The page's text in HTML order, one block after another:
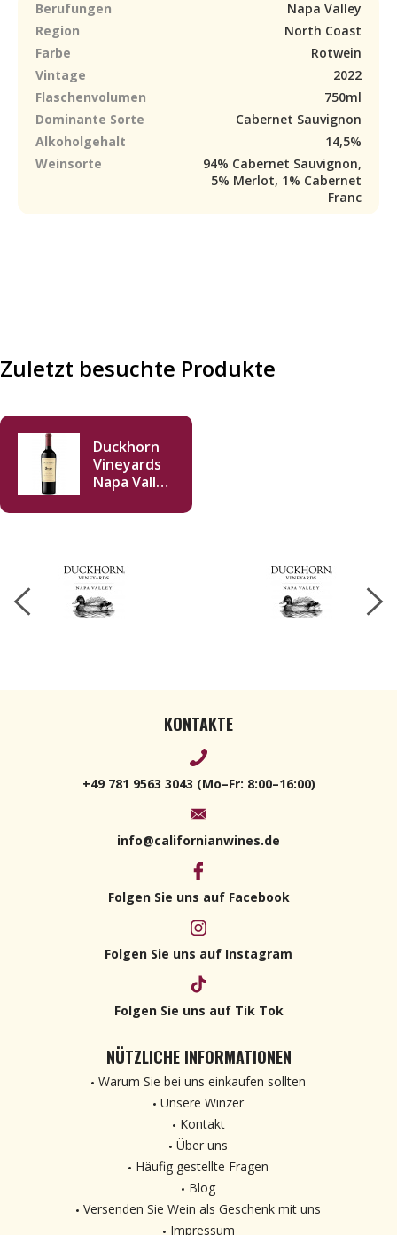
Berufungen
Napa Valley
Region
North Coast
Farbe
Rotwein
Vintage
2022
Flaschenvolumen
750ml
Dominante Sorte
Cabernet Sauvignon
Alkoholgehalt
14,5%
Weinsorte
94% Cabernet Sauvignon,
5% Merlot, 1% Cabernet
Franc
Zuletzt besuchte Produkte
Duckhorn
Vineyards
Napa Valley
Sauvignon
KONTAKTE
+49 781 9563 3043 (Mo–Fr: 8:00–16:00)
info@californianwines.de
Folgen Sie uns auf Facebook
Folgen Sie uns auf Instagram
Folgen Sie uns auf Tik Tok
NÜTZLICHE INFORMATIONEN
Warum Sie bei uns einkaufen sollten
Unsere Winzer
Kontakt
Über uns
Häufig gestellte Fragen
Blog
Versenden Sie Wein als Geschenk mit uns
Impressum